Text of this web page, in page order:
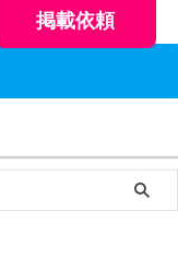
掲載依頼